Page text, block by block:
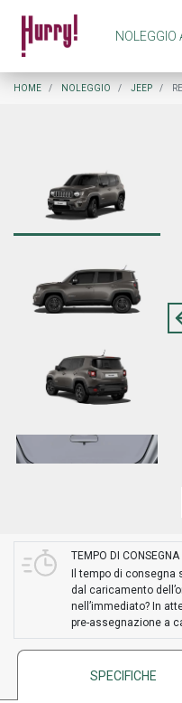
NOLEGGIO
HOME NOLEGGIO JEEP
TEMPO DI CONSEGNA
Il tempo di
dal caricamento
nell’immediato? In
pre-assegnazione a
SPECIFICHE
NOLEGGIO A LUNGO
PREASSEGNAZIONE